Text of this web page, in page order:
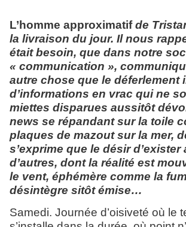
L’homme approximatifde
la livraison du jour. Il nous
était besoin, que dans notre
« communication »,
autre chose que le déferlement
d’informations en vrac qui ne
miettes disparues aussitôt
news se répandant sur la toile
plaques de mazout sur la mer,
s’exprime que le désir d’exister
d’autres, dont la réalité est
le vent, éphémère comme la
désintègre sitôt émise…
Samedi. Journée d’oisiveté où le